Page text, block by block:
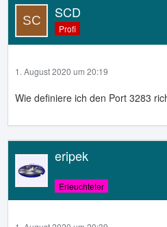
SCD
Profi
1. August 2020 um 20:19
Wie definiere ich den Port 3283
eripek
Erleuchteter